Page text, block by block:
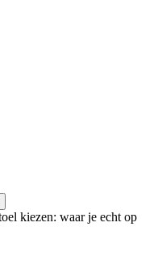
kiezen: waar je echt op